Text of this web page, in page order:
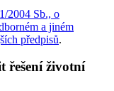
2004 Sb., o
a jiném
předpisů.
řešení životní